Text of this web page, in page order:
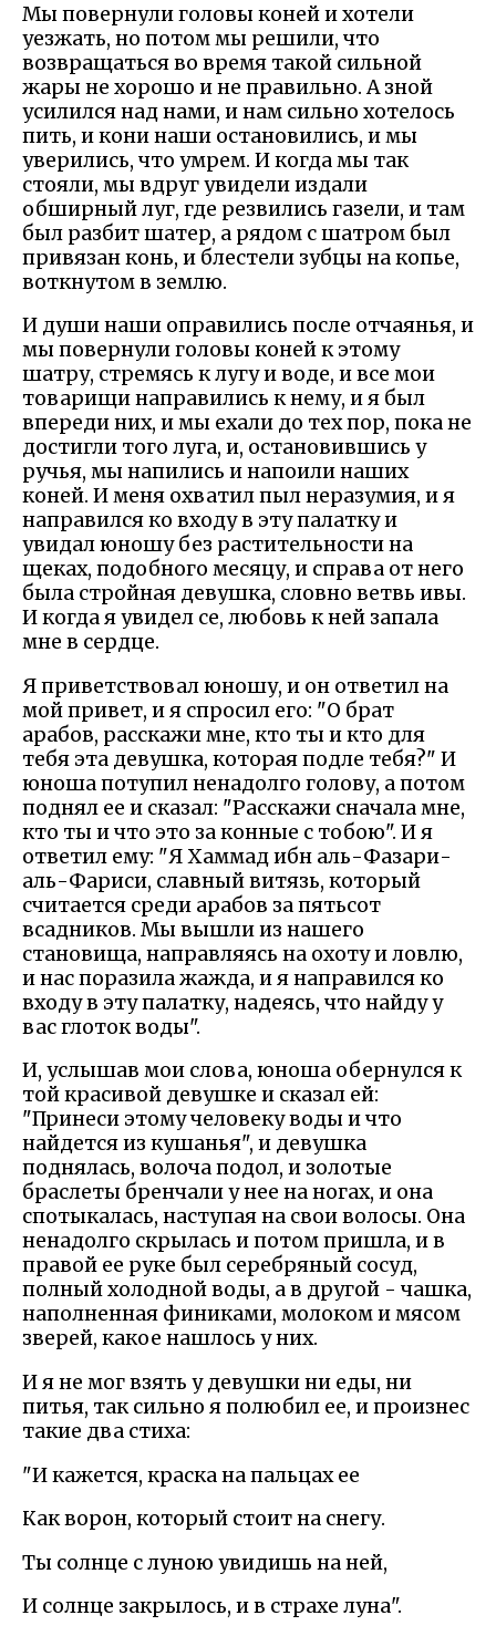
Мы повернули головы коней и хотели
уезжать, но потом мы решили, что
возвращаться во время такой сильной
жары не хорошо и не правильно. А зной
усилился над нами, и нам сильно хотелось
пить, и кони наши остановились, и мы
уверились, что умрем. И когда мы так
стояли, мы вдруг увидели издали
обширный луг, где резвились газели, и там
был разбит шатер, а рядом с шатром был
привязан конь, и блестели зубцы на копье,
воткнутом в землю.
И души наши оправились после отчаянья, и
мы повернули головы коней к этому
шатру, стремясь к лугу и воде, и все мои
товарищи направились к нему, и я был
впереди них, и мы ехали до тех пор, пока не
достигли того луга, и, остановившись у
ручья, мы напились и напоили наших
коней. И меня охватил пыл неразумия, и я
направился ко входу в эту палатку и
увидал юношу без растительности на
щеках, подобного месяцу, и справа от него
была стройная девушка, словно ветвь ивы.
И когда я увидел се, любовь к ней запала
мне в сердце.
Я приветствовал юношу, и он ответил на
мой привет, и я спросил его: "О брат
арабов, расскажи мне, кто ты и кто для
тебя эта девушка, которая подле тебя?" И
юноша потупил ненадолго голову, а потом
поднял ее и сказал: "Расскажи сначала мне,
кто ты и что это за конные с тобою". И я
ответил ему: "Я Хаммад ибн аль-Фазари-
аль-Фариси, славный витязь, который
считается среди арабов за пятьсот
всадников. Мы вышли из нашего
становища, направляясь на охоту и ловлю,
и нас поразила жажда, и я направился ко
входу в эту палатку, надеясь, что найду у
вас глоток воды".
И, услышав мои слова, юноша обернулся к
той красивой девушке и сказал ей:
"Принеси этому человеку воды и что
найдется из кушанья", и девушка
поднялась, волоча подол, и золотые
браслеты бренчали у нее на ногах, и она
спотыкалась, наступая на свои волосы. Она
ненадолго скрылась и потом пришла, и в
правой ее руке был серебряный сосуд,
полный холодной воды, а в другой - чашка,
наполненная финиками, молоком и мясом
зверей, какое нашлось у них.
И я не мог взять у девушки ни еды, ни
питья, так сильно я полюбил ее, и произнес
такие два стиха:
"И кажется, краска на пальцах ее
Как ворон, который стоит на снегу.
Ты солнце с луною увидишь на ней,
И солнце закрылось, и в страхе луна".